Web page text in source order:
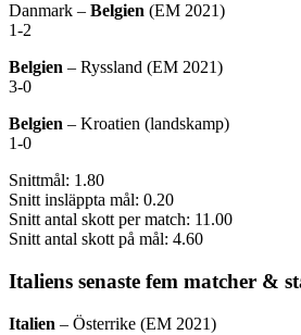
Danmark – Belgien (EM 2021)
1-2
Belgien – Ryssland (EM 2021)
3-0
Belgien – Kroatien (landskamp)
1-0
Snittmål: 1.80
Snitt insläppta mål: 0.20
Snitt antal skott per match: 11.00
Snitt antal skott på mål: 4.60
Italiens senaste fem matcher &
Italien – Österrike (EM 2021)